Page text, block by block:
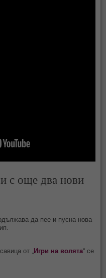
с още два нови
да пее и пусна нова
от „Игри на волята“ се